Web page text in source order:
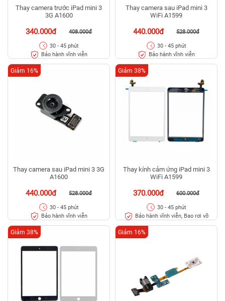
Thay camera trước iPad mini 3
3G A1600
340.000đ 408.000đ
30 - 45 phút
Bảo hành vĩnh viễn
Thay camera sau iPad mini 3
WiFi A1599
440.000đ 528.000đ
30 - 45 phút
Bảo hành vĩnh viễn
Thay camera sau iPad mini 3 3G
A1600
440.000đ 528.000đ
Giảm 16%
30 - 45 phút
Bảo hành vĩnh viễn
Thay kính cảm ứng iPad mini 3
WiFi A1599
370.000đ 600.000đ
Giảm 38%
30 - 45 phút
Bảo hành vĩnh viễn, Bao rơi vỡ
Giảm 38% Giảm 16%